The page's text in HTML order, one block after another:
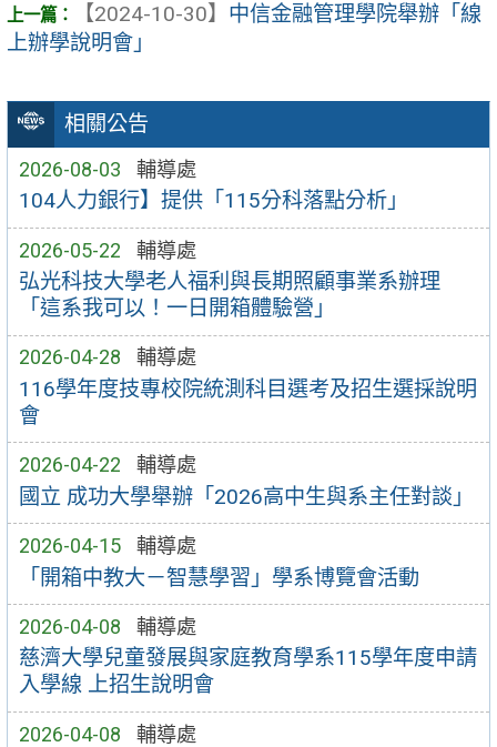
相關公告
2026-08-03 輔導處
104人力銀行】提供「115分科落點分析」
2026-05-22 輔導處
弘光科技大學老人福利與長期照顧事業系辦理
「這系我可以！一日開箱體驗營」
2026-04-28 輔導處
116學年度技專校院統測科目選考及招生選採說明
會
2026-04-22 輔導處
國立 成功大學舉辦「2026高中生與系主任對談」
2026-04-15 輔導處
「開箱中教大－智慧學習」學系博覽會活動
2026-04-08 輔導處
慈濟大學兒童發展與家庭教育學系115學年度申請
入學線 上招生說明會
2026-04-08 輔導處
【2024-10-30】 中信金融管理學院舉辦「線
上辦學說明會」